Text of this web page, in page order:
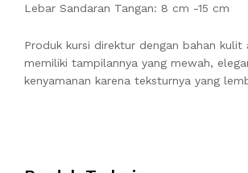
Lebar Sandaran Tangan: 8 cm -15 cm
Produk kursi direktur dengan bahan
memiliki tampilannya yang mewah,
kenyamanan karena teksturnya yang